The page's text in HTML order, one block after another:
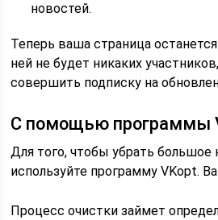
новостей.
Теперь ваша страница
ней не будет никаких
совершить подписку на
С помощью программы
Для того, чтобы убрать большое
используйте программу VKopt.
Процесс очистки займет